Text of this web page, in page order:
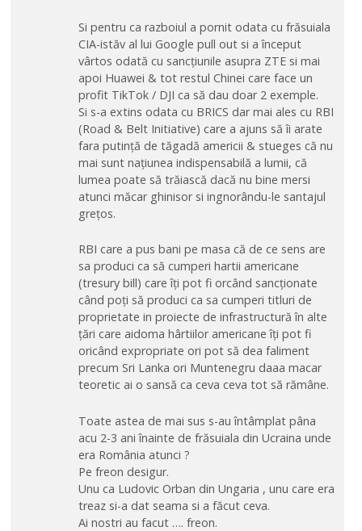
Si pentru ca razboiul a pornit odata cu frăsuiala
CIA-istăv al lui Google pull out si a început
vârtos odată cu sancțiunile asupra ZTE si mai
apoi Huawei & tot restul Chinei care face un
profit TikTok / DJI ca să dau doar 2 exemple.
Si s-a extins odata cu BRICS dar mai ales cu RBI
(Road & Belt Initiative) care a ajuns să îi arate
fara putință de tăgadă americii & stueges că nu
mai sunt națiunea indispensabilă a lumii, că
lumea poate să trăiască dacă nu bine mersi
atunci măcar ghinisor si ingnorându-le santajul
grețos.
RBI care a pus bani pe masa că de ce sens are
sa produci ca să cumperi hartii americane
(tresury bill) care îți pot fi orcând sancționate
când poți să produci ca sa cumperi titluri de
proprietate in proiecte de infrastructură în alte
țări care aidoma hârtiilor americane îți pot fi
oricând expropriate ori pot să dea faliment
precum Sri Lanka ori Muntenegru daaa macar
teoretic ai o sansă ca ceva ceva tot să rămâne.
Toate astea de mai sus s-au întâmplat pâna
acu 2-3 ani înainte de frăsuiala din Ucraina unde
era România atunci ?
Pe freon desigur.
Unu ca Ludovic Orban din Ungaria , unu care era
treaz si-a dat seama si a făcut ceva.
Ai nostri au facut …. freon.